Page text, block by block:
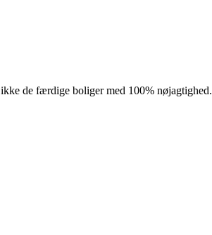
de færdige boliger med 100% nøjagtighed.